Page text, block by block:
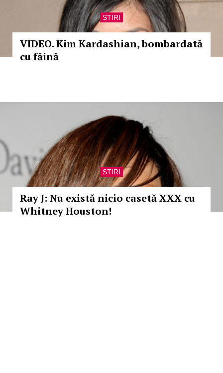
STIRI
VIDEO. Kim Kardashian, bombardată
cu făină
STIRI
Ray J: Nu există nicio casetă XXX cu
Whitney Houston!